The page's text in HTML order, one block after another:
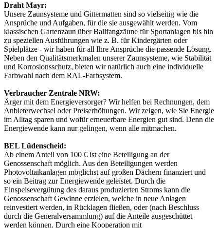
Draht Mayr:
Unsere Zaunsysteme und Gittermatten sind so vielseitig wie die
Ansprüche und Aufgaben, für die sie ausgewählt werden. Vom
klassischen Gartenzaun über Ballfangzäune für Sportanlagen bis hin
zu speziellen Ausführungen wie z. B. für Kindergärten oder
Spielplätze - wir haben für all Ihre Ansprüche die passende Lösung.
Neben den Qualitätsmerkmalen unserer Zaunsysteme, wie Stabilität
und Korrosionsschutz, bieten wir natürlich auch eine individuelle
Farbwahl nach dem RAL-Farbsystem.
Verbraucher Zentrale NRW:
Ärger mit dem Energieversorger? Wir helfen bei Rechnungen, dem
Anbieterwechsel oder Preiserhöhungen. Wir zeigen, wie Sie Energie
im Alltag sparen und wofür erneuerbare Energien gut sind. Denn die
Energiewende kann nur gelingen, wenn alle mitmachen.
BEL Lüdenscheid:
Ab einem Anteil von 100 € ist eine Beteiligung an der
Genossenschaft möglich. Aus den Beteiligungen werden
Photovoltaikanlagen möglichst auf großen Dächern finanziert und
so ein Beitrag zur Energiewende geleistet. Durch die
Einspeisevergütung des daraus produzierten Stroms kann die
Genossenschaft Gewinne erzielen, welche in neue Anlagen
reinvestiert werden, in Rücklagen fließen, oder (nach Beschluss
durch die Generalversammlung) auf die Anteile ausgeschüttet
werden können. Durch eine Kooperation mit